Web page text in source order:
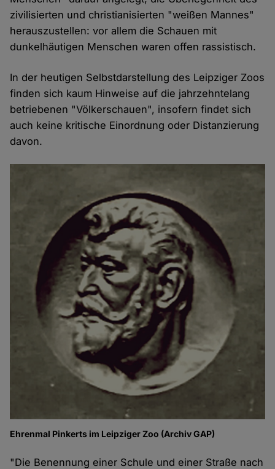
zivilisierten und christianisierten "weißen Mannes"
herauszustellen: vor allem die Schauen mit
dunkelhäutigen Menschen waren offen rassistisch.
In der heutigen Selbstdarstellung des Leipziger Zoos
finden sich kaum Hinweise auf die jahrzehntelang
betriebenen "Völkerschauen", insofern findet sich
auch keine kritische Einordnung oder Distanzierung
davon.
Ehrenmal Pinkerts im Leipziger Zoo (Archiv GAP)
"Die Benennung einer Schule und einer Straße nach